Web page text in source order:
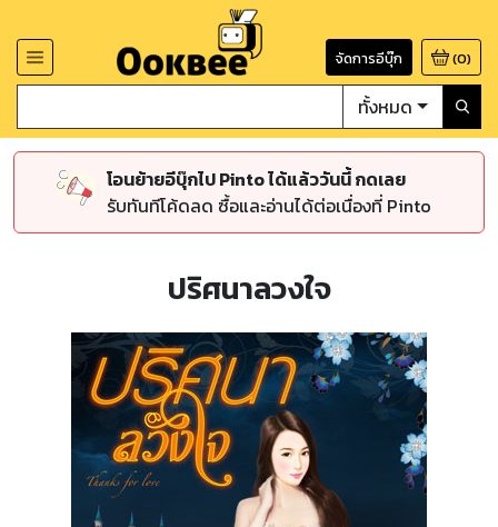
จัดการอีบุ๊ก (0)
ทั้งหมด
โอนย้ายอีบุ๊กไป Pinto ได้แล้ววันนี้ กดเลย
รับทันทีโค้ดลด ซื้อและอ่านได้ต่อเนื่องที่ Pinto
ปริศนาลวงใจ